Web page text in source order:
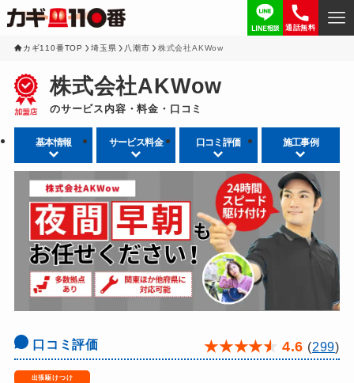
通話無料
カギ110番TOP 埼玉県 八潮市 株式会社AKWow
株式会社AKWow
のサービス内容・料金・口コミ
基本情報 サービス料金 口コミ評価 施工事例
口コミ評価 ★★★★★ 4.6 (299)
出張駆けつけ